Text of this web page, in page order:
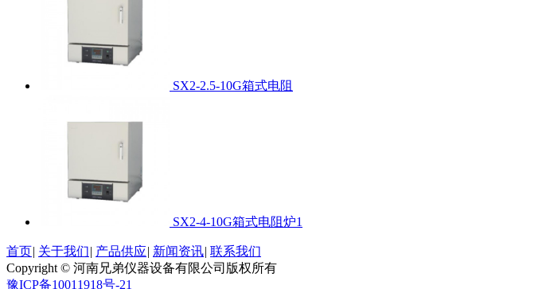
SX2-2.5-10G箱式电阻
SX2-4-10G箱式电阻炉1
首页| 关于我们| 产品供应| 新闻资讯| 联系我们
Copyright © 河南兄弟仪器设备有限公司版权所有
豫ICP备10011918号-21